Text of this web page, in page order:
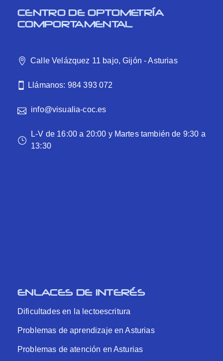
CENTRO DE OPTOMETRÍA
COMPORTAMENTAL
Calle Velázquez 11 bajo, Gijón - Asturias
Llámanos: 984 393 072
info@visualia-coc.es
L-V de 16:00 a 20:00 y Martes también de 9:30 a
13:30
ENLACES DE INTERÉS
Dificultades en la lectoescritura
Problemas de aprendizaje en Asturias
Problemas de atención en Asturias